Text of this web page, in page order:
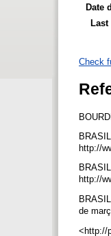
Date
Check
http://
http://
de
<http://